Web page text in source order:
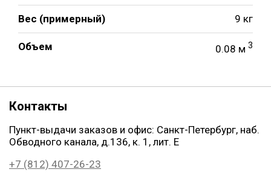
Вес (примерный) 9 кг
Объем 0.08 м 3
Контакты
Пункт-выдачи заказов и офис: Санкт-Петербург, наб.
Обводного канала, д.136, к. 1, лит. Е
+7 (812) 407-26-23